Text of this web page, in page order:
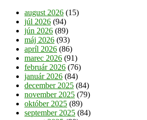
august 2026 (15)
júl 2026 (94)
jún 2026 (89)
máj 2026 (93)
apríl 2026 (86)
marec 2026 (91)
február 2026 (76)
január 2026 (84)
december 2025 (84)
november 2025 (79)
október 2025 (89)
september 2025 (84)